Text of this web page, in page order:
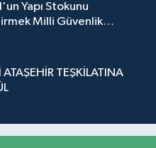
Yapı Stokunu
Milli Güvenlik
ATAŞEHİR TEŞKİLATINA